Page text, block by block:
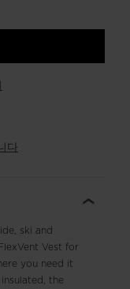
다
ski and
Vest for
you need it
the